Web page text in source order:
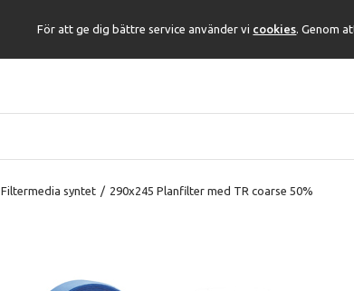
För att ge dig bättre service använder vi cookies. Genom
Filtermedia syntet / 290x245 Planfilter med TR coarse 50%